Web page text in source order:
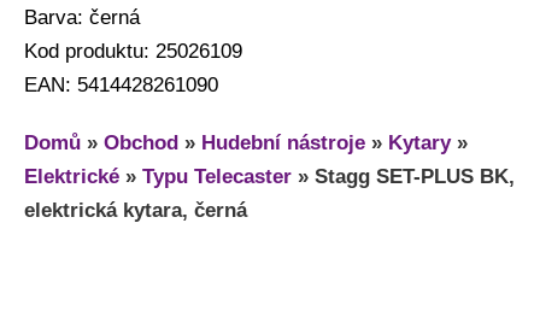
Barva: černá
Kod produktu: 25026109
EAN: 5414428261090
Domů » Obchod » Hudební nástroje » Kytary»
Elektrické » Typu Telecaster » Stagg SET-PLUS BK,
elektrická kytara, černá